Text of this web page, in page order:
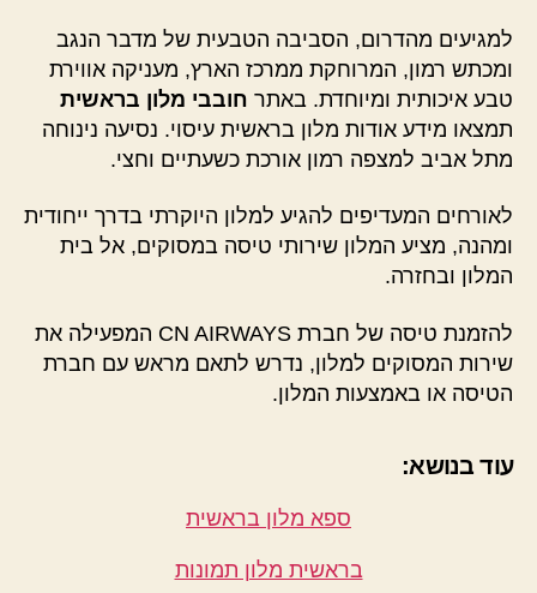
למגיעים מהדרום, הסביבה הטבעית של מדבר הנגב
ומכתש רמון, המרוחקת ממרכז הארץ, מעניקה אווירת
טבע איכותית ומיוחדת. באתר חובבי מלון בראשית
תמצאו מידע אודות מלון בראשית עיסוי. נסיעה נינוחה
מתל אביב למצפה רמון אורכת כשעתיים וחצי.
לאורחים המעדיפים להגיע למלון היוקרתי בדרך ייחודית
ומהנה, מציע המלון שירותי טיסה במסוקים, אל בית
המלון ובחזרה.
להזמנת טיסה של חברת CN AIRWAYS המפעילה את
שירות המסוקים למלון, נדרש לתאם מראש עם חברת
הטיסה או באמצעות המלון.
עוד בנושא:
ספא מלון בראשית
בראשית מלון תמונות